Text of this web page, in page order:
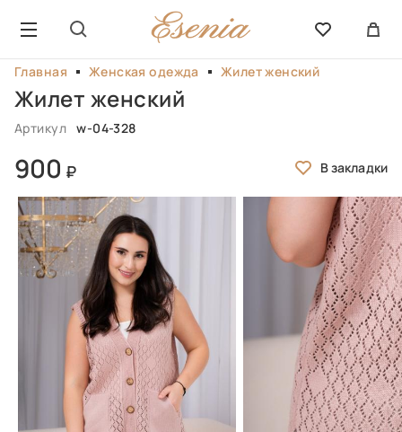
Главная Женская одежда Жилет женский
Жилет женский
Артикул w-04-328
900